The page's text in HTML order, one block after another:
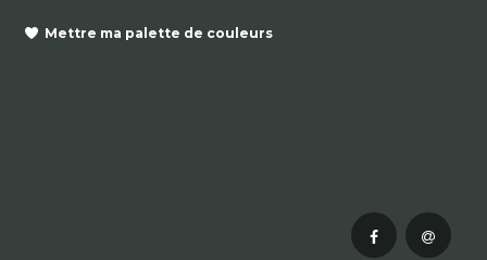
Mettre ma palette de couleurs